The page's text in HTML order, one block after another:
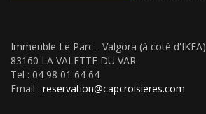
Immeuble Le Parc - Valgora (à coté d'IKEA)
83160 LA VALETTE DU VAR
Tel : 04 98 01 64 64
Email : reservation@capcroisieres.com